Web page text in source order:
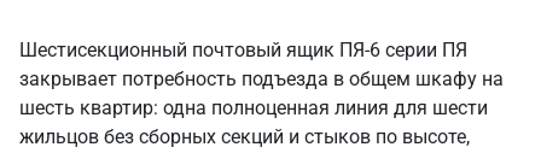
Шестисекционный почтовый ящик ПЯ-6 серии ПЯ
закрывает потребность подъезда в общем шкафу на
шесть квартир: одна полноценная линия для шести
жильцов без сборных секций и стыков по высоте,